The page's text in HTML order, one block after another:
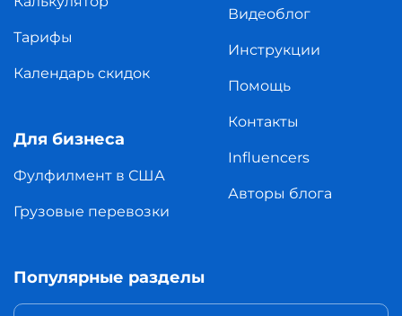
Тарифы
Календарь скидок
Для бизнеса
Фулфилмент в США
Грузовые перевозки
Видеоблог
Инструкции
Помощь
Контакты
Influencers
Авторы блога
Популярные разделы